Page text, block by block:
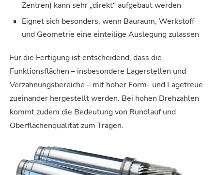
Zentren) kann sehr „direkt“ aufgebaut werden
Eignet sich besonders, wenn Bauraum, Werkstoff
und Geometrie eine einteilige Auslegung zulassen
Für die Fertigung ist entscheidend, dass die
Funktionsflächen – insbesondere Lagerstellen und
Verzahnungsbereiche – mit hoher Form- und Lagetreue
zueinander hergestellt werden. Bei hohen Drehzahlen
kommt zudem die Bedeutung von Rundlauf und
Oberflächenqualität zum Tragen.